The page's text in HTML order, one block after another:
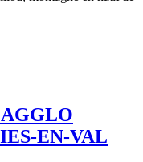
EN-VAL